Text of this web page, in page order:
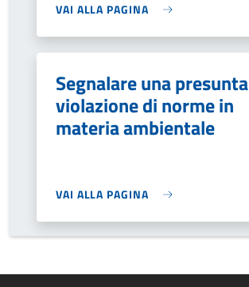
VAI ALLA PAGINA
Segnalare una presunta
violazione di norme in
materia ambientale
VAI ALLA PAGINA